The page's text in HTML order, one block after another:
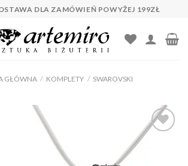
DLA ZAMÓWIEŃ POWYŻEJ 199ZŁ
GŁÓWNA / KOMPLETY / SWAROVSKI
Dodaj do
ulubionych